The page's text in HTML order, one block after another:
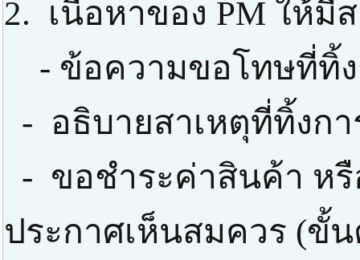
2. เนื้อหาของ PM ให้มี
- ข้อความขอโทษที่ทิ้ง
- อธิบายสาเหตุที่ทิ้งกา
- ขอชำระค่าสินค้า ห
ประกาศเห็นสมควร (ขั้